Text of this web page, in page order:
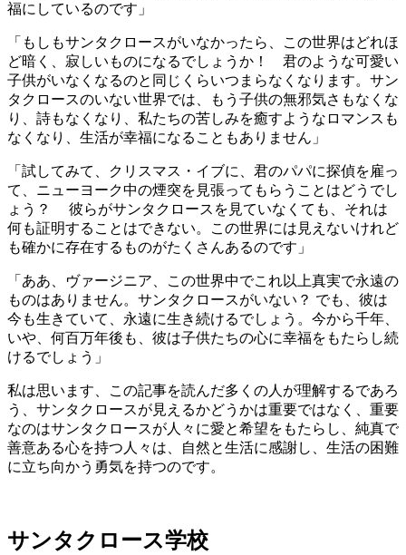
福にしているのです」
「もしもサンタクロースがいなかったら、この世界はどれほ
ど暗く、寂しいものになるでしょうか！ 君のような可愛い
子供がいなくなるのと同じくらいつまらなくなります。サン
タクロースのいない世界では、もう子供の無邪気さもなくな
り、詩もなくなり、私たちの苦しみを癒すようなロマンスも
なくなり、生活が幸福になることもありません」
「試してみて、クリスマス・イブに、君のパパに探偵を雇っ
て、ニューヨーク中の煙突を見張ってもらうことはどうでし
ょう？ 彼らがサンタクロースを見ていなくても、それは
何も証明することはできない。この世界には見えないけれど
も確かに存在するものがたくさんあるのです」
「ああ、ヴァージニア、この世界中でこれ以上真実で永遠の
ものはありません。サンタクロースがいない？ でも、彼は
今も生きていて、永遠に生き続けるでしょう。今から千年、
いや、何百万年後も、彼は子供たちの心に幸福をもたらし続
けるでしょう」
私は思います、この記事を読んだ多くの人が理解するであろ
う、サンタクロースが見えるかどうかは重要ではなく、重要
なのはサンタクロースが人々に愛と希望をもたらし、純真で
善意ある心を持つ人々は、自然と生活に感謝し、生活の困難
に立ち向かう勇気を持つのです。
サンタクロース学校